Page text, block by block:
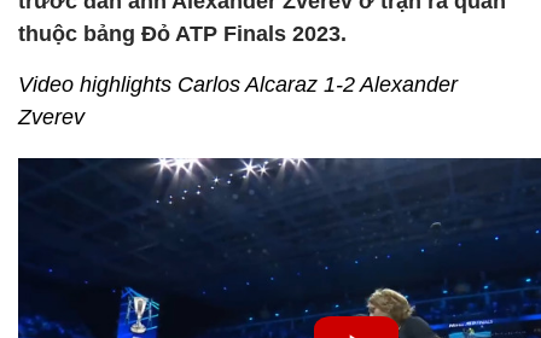
thuộc bảng Đỏ ATP Finals 2023.
Video highlights Carlos Alcaraz 1-2 Alexander
Zverev